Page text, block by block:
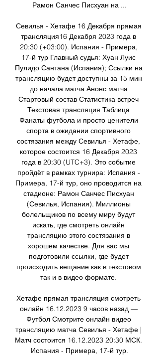
Рамон Санчес Писхуан на ...
Севилья - Хетафе 16 Декабря прямая
трансляция16 Декабря 2023 года в
20:30 (+03:00). Испания - Примера,
17-й тур Главный судья: Хуан Луис
Пулидо Сантана (Испания); Ссылки на
трансляцию будет доступны за 15 мин
до начала матча Анонс матча
Стартовый состав Статистика встреч
Текстовая трансляция Таблица
Фанаты футбола и просто ценители
спорта в ожидании спортивного
состязания между Севилья - Хетафе,
которое состоится 16 Декабря 2023
года в 20:30 (UTC+3). Это событие
пройдёт в рамках турнира: Испания -
Примера, 17-й тур, оно проводится на
стадионе: Рамон Санчес Писхуан
(Севилья, Испания). Миллионы
болельщиков по всему миру будут
искать, где смотреть онлайн
трансляцию этого состязания в
хорошем качестве. Для вас мы
подготовили ссылки, где будет
происходить вещание как в текстовом
так и в видео формате.
Хетафе прямая трансляция смотреть
онлайн 16.12.2023 9 часов назад —
Футбол Смотрите онлайн видео
трансляцию матча Севилья - Хетафе |
Матч состоится 16.12.2023 20:30 МСК.
Испания - Примера, 17-й тур.